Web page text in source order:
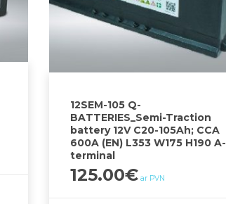
12SEM-105 Q-
BATTERIES_Semi-Traction
battery 12V C20-105Ah; CCA
600A (EN) L353 W175 H190 A-
terminal
125.00€ ar PVN